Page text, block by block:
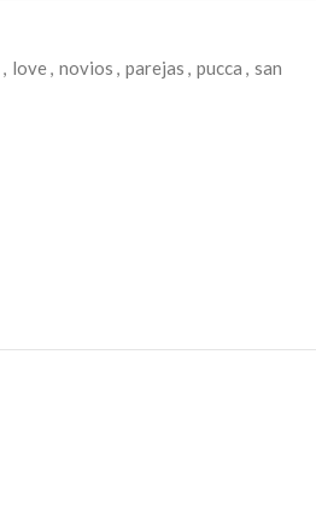
, love, novios , parejas , pucca , san